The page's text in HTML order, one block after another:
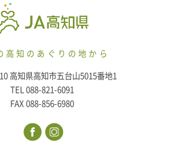
高知のあぐりの地から
高知県高知市五台山5015番地1
TEL 088-821-6091
FAX 088-856-6980